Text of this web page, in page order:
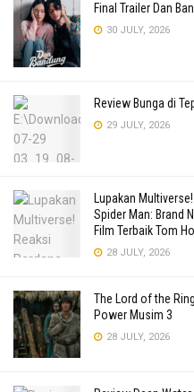
Final Trailer Dan
30 JULY, 2026
Review Bunga di
29 JULY, 2026
Lupakan
Spider Man: Brand
Film Terbaik Tom
28 JULY, 2026
The Lord of the
Power Musim 3
28 JULY, 2026